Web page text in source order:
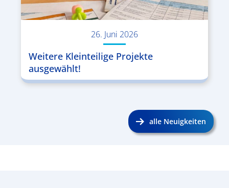
26. Juni 2026
Weitere Kleinteilige Projekte
ausgewählt!
alle Neuigkeiten